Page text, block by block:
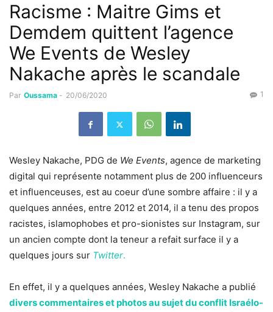
Racisme : Maitre Gims et
Demdem quittent l’agence
We Events de Wesley
Nakache après le scandale
Par Oussama - 20/06/2020 1
Wesley Nakache, PDG de We Events, agence de marketing
digital qui représente notamment plus de 200 influenceurs
et influenceuses, est au coeur d’une sombre affaire : il y a
quelques années, entre 2012 et 2014, il a tenu des propos
racistes, islamophobes et pro-sionistes sur Instagram, sur
un ancien compte dont la teneur a refait surface il y a
quelques jours sur Twitter.
En effet, il y a quelques années, Wesley Nakache a publié
divers commentaires et photos au sujet du conflit Israélo-